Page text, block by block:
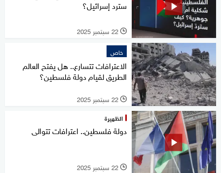
سترد إسرائيل؟
l 22 سبتمبر 2025
خاص
الاعترافات تتسارع.. هل يفتح العالم
الطريق لقيام دولة فلسطين؟
l 22 سبتمبر 2025
الظهيرة
دولة فلسطين.. اعترافات تتوالى
l 22 سبتمبر 2025